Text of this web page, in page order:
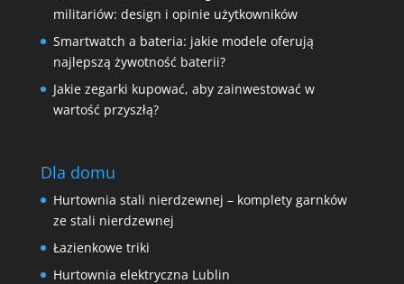
militariów: design i opinie użytkowników
Smartwatch a bateria: jakie modele oferują
najlepszą żywotność baterii?
Jakie zegarki kupować, aby zainwestować w
wartość przyszłą?
Dla domu
Hurtownia stali nierdzewnej – komplety garnków
ze stali nierdzewnej
Łazienkowe triki
Hurtownia elektryczna Lublin